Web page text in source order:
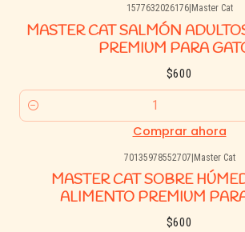
1577632026176| Master Cat
MASTER CAT SALMÓN
PREMIUM PARA
$600
Cantidad
Comprar ahora
70135978552707|Master Cat
MASTER CAT SOBRE
ALIMENTO PREMIUM
$600